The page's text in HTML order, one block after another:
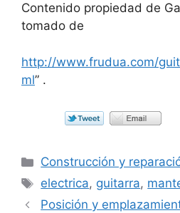
Contenido propiedad de
tomado de
http://www.frudua.com/
ml” .
Categorías
Construcción y
Etiquetas
electrica, guitarra,
Posición y